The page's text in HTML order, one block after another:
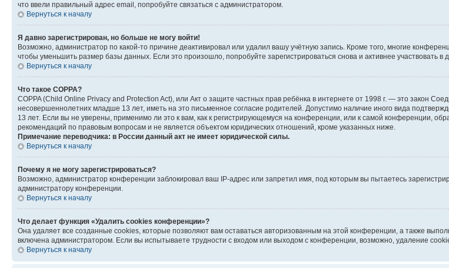
что ввели правильный адрес email, попробуйте связаться с администратором.
Вернуться к началу
Я давно зарегистрирован, но больше не могу войти!
Возможно, администратор по какой-то причине деактивировал или удалил вашу учётную запись. Кроме того, многие
чтобы уменьшить размер базы данных. Если это произошло, попробуйте зарегистрироваться снова и активнее участвовать в
Вернуться к началу
Что такое COPPA?
COPPA (Child Online Privacy and Protection Act), или Акт о защите частных прав ребёнка в интернете от 1998 г. — это закон
несовершеннолетних младше 13 лет, иметь на это письменное согласие родителей. Допустимо наличие иного вида
13 лет. Если вы не уверены, применимо ли это к вам, как к регистрирующемуся на конференции, или к самой конференции,
рекомендаций по правовым вопросам и не является объектом юридических отношений, кроме указанных ниже.
Примечание переводчика: в России данный акт не имеет юридической силы.
Вернуться к началу
Почему я не могу зарегистрироваться?
Возможно, администратор конференции заблокировал ваш IP-адрес или запретил имя, под которым вы пытаетесь
администратору конференции.
Вернуться к началу
Что делает функция «Удалить cookies конференции»?
Она удаляет все созданные cookies, которые позволяют вам оставаться авторизованным на этой конференции, а также
включена администратором. Если вы испытываете трудности с входом или выходом с конференции, возможно, удаление
Вернуться к началу